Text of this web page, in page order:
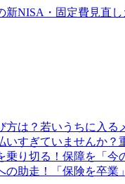
新NISA・固定費見直し
方は？若いうちに入る
いすぎていませんか
乗り切る！保障を「
の助走！「保険を卒